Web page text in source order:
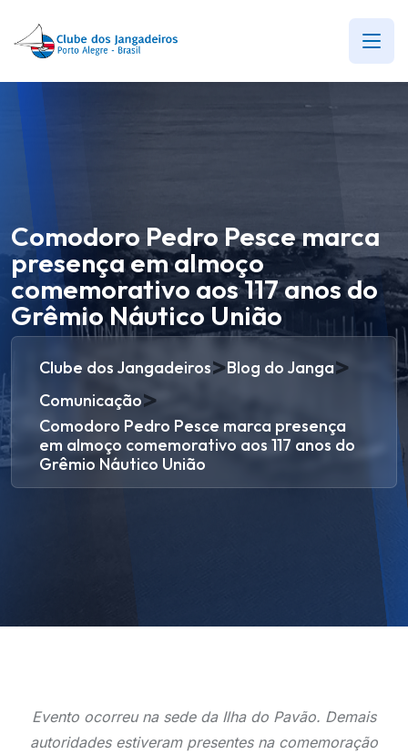
Comodoro Pedro Pesce marca
presença em almoço
comemorativo aos 117 anos do
Grêmio Náutico União
Clube dos Jangadeiros>Blog do Janga>
Comunicação>
Comodoro Pedro Pesce marca presença
em almoço comemorativo aos 117 anos do
Grêmio Náutico União
Evento ocorreu na sede da Ilha do Pavão. Demais
autoridades estiveram presentes na comemoração